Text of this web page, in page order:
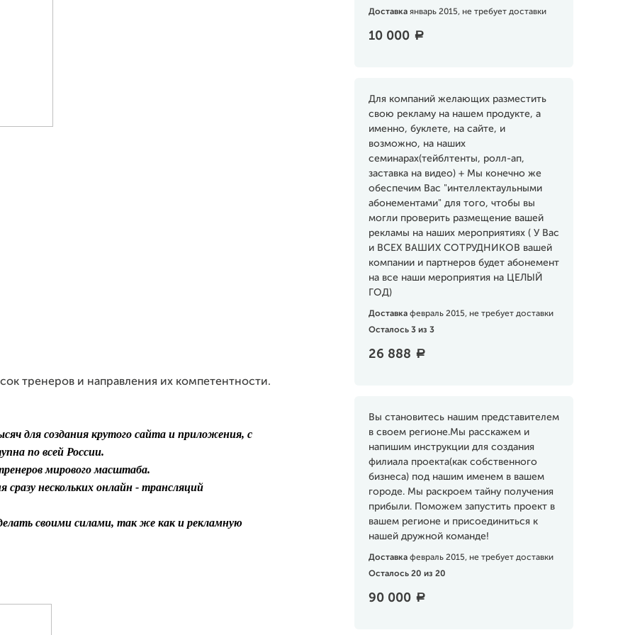
Доставка январь 2015, не требует доставки
10 000 a
Для компаний желающих разместить
свою рекламу на нашем продукте, а
именно, буклете, на сайте, и
возможно, на наших
семинарах(тейблтенты, ролл-ап,
заставка на видео) + Мы конечно же
обеспечим Вас "интеллектаульными
абонементами" для того, чтобы вы
могли проверить размещение вашей
рекламы на наших мероприятиях ( У Вас
и ВСЕХ ВАШИХ СОТРУДНИКОВ вашей
компании и партнеров будет абонемент
на все наши мероприятия на ЦЕЛЫЙ
ГОД)
Доставка февраль 2015, не требует доставки
Осталось 3 из 3
26 888 a
Вы становитесь нашим представителем
в своем регионе.Мы расскажем и
напишим инструкции для создания
филиала проекта(как собственного
бизнеса) под нашим именем в вашем
городе. Мы раскроем тайну получения
прибыли. Поможем запустить проект в
вашем регионе и присоединиться к
нашей дружной команде!
Доставка февраль 2015, не требует доставки
Осталось 20 из 20
90 000 a
тренеров и направления их компетентности.
для создания крутого сайта и приложения, с
по всей России.
мирового масштаба.
сразу нескольких онлайн - трансляций
своими силами, так же как и рекламную